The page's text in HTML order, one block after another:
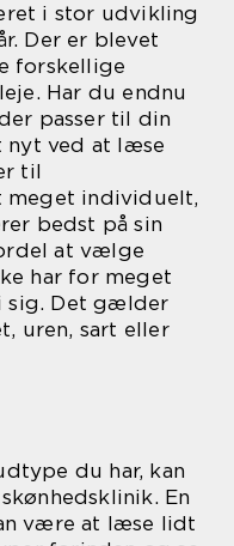
i stor udvikling
Der er blevet
forskellige
Har du endnu
passer til din
nyt ved at læse
til
meget individuelt,
bedst på sin
at vælge
har for meget
sig. Det gælder
uren, sart eller
du har, kan
En
være at læse lidt